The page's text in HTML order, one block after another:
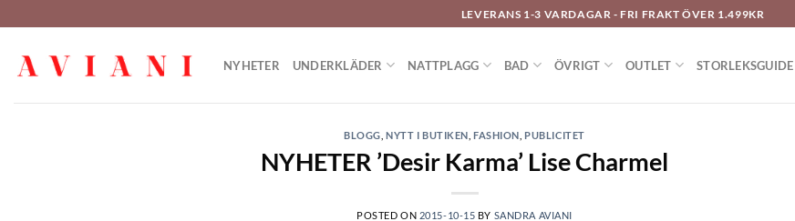
till
innehåll
LEVERANS 1-3 VARDAGAR - FRI FRAKT ÖVER 1.499KR
NYHETER UNDERKLÄDER NATTPLAGG BAD ÖVRIGT OUTLET STORLEKSGUIDE
BLOGG ,NYTT I BUTIKEN ,FASHION PUBLICITET
NYHETER ’Desir Karma’ Lise Charmel
POSTED ON 2015-10-15 BY SANDRA AVIANI